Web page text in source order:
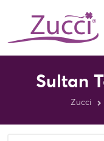
Sultan
Zucci